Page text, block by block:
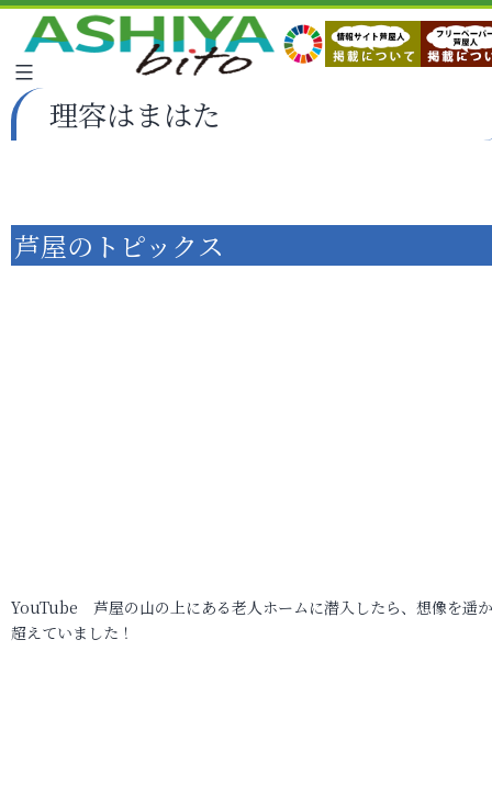
理容はまはた
芦屋のトピックス
YouTube 芦屋の山の上にある老人ホームに潜入したら、想像を遥
超えていました！